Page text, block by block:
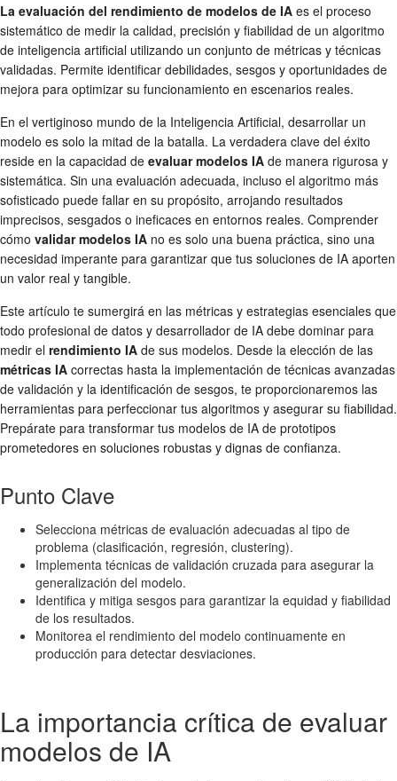
La evaluación del rendimiento de modelos de IA es el proceso
sistemático de medir la calidad, precisión y fiabilidad de un algoritmo
de inteligencia artificial utilizando un conjunto de métricas y técnicas
validadas. Permite identificar debilidades, sesgos y oportunidades de
mejora para optimizar su funcionamiento en escenarios reales.
En el vertiginoso mundo de la Inteligencia Artificial, desarrollar un
modelo es solo la mitad de la batalla. La verdadera clave del éxito
reside en la capacidad de evaluar modelos IA de manera rigurosa y
sistemática. Sin una evaluación adecuada, incluso el algoritmo más
sofisticado puede fallar en su propósito, arrojando resultados
imprecisos, sesgados o ineficaces en entornos reales. Comprender
cómo validar modelos IA no es solo una buena práctica, sino una
necesidad imperante para garantizar que tus soluciones de IA aporten
un valor real y tangible.
Este artículo te sumergirá en las métricas y estrategias esenciales que
todo profesional de datos y desarrollador de IA debe dominar para
medir el rendimiento IA de sus modelos. Desde la elección de las
métricas IA correctas hasta la implementación de técnicas avanzadas
de validación y la identificación de sesgos, te proporcionaremos las
herramientas para perfeccionar tus algoritmos y asegurar su fiabilidad.
Prepárate para transformar tus modelos de IA de prototipos
prometedores en soluciones robustas y dignas de confianza.
Punto Clave
Selecciona métricas de evaluación adecuadas al tipo de
problema (clasificación, regresión, clustering).
Implementa técnicas de validación cruzada para asegurar la
generalización del modelo.
Identifica y mitiga sesgos para garantizar la equidad y fiabilidad
de los resultados.
Monitorea el rendimiento del modelo continuamente en
producción para detectar desviaciones.
La importancia crítica de evaluar
modelos de IA